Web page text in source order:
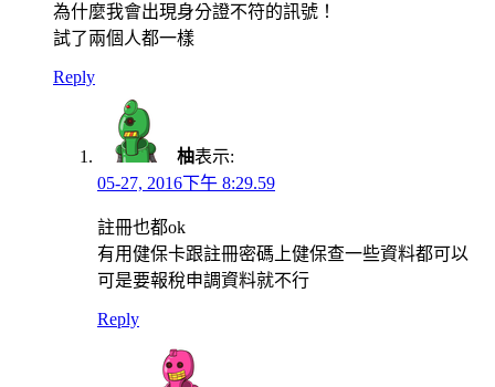
為什麼我會出現身分證不符的訊號！
試了兩個人都一樣
Reply
柚表示:
05-27, 2016下午 8:29.59
註冊也都ok
有用健保卡跟註冊密碼上健保查一些資料都可以
可是要報稅申調資料就不行
Reply